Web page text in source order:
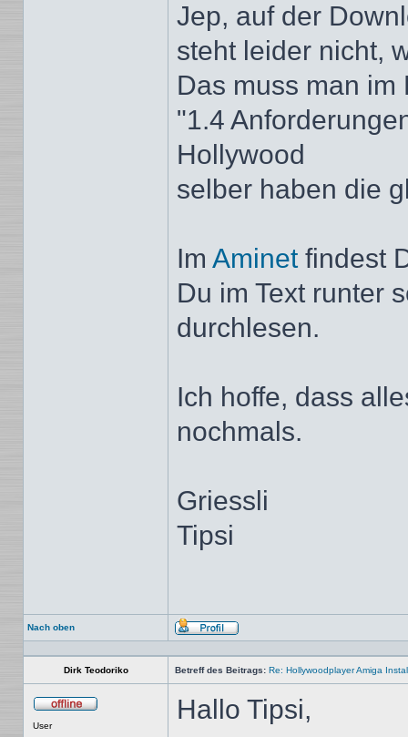
Jep, auf der
steht leider nicht,
Das muss man
"1.4
Hollywood
selber haben die
Im Aminetfindest
Du im Text runter
durchlesen.
Ich hoffe, dass
nochmals.
Griessli
Tipsi
Nach oben
Profil
Dirk Teodoriko Betreff des Beitrags: Re: Hollywoodplayer Amiga
User
Hallo Tipsi,